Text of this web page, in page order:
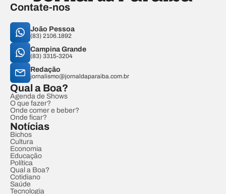
Contate-nos
João Pessoa
(83) 2106.1892
Campina Grande
(83) 3315-3204
Redação
jornalismo@jornaldaparaiba.com.br
Qual a Boa?
Agenda de Shows
O que fazer?
Onde comer e beber?
Onde ficar?
Notícias
Bichos
Cultura
Economia
Educação
Política
Qual a Boa?
Cotidiano
Saúde
Tecnologia